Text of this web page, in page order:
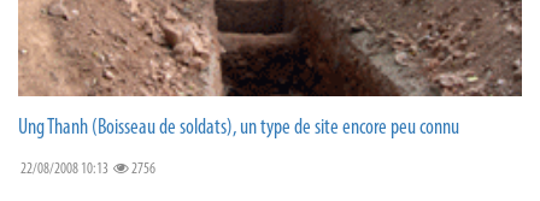
Ung Thanh (Boisseau de soldats), un type de site encore peu connu
22/08/2008 10:13 2756